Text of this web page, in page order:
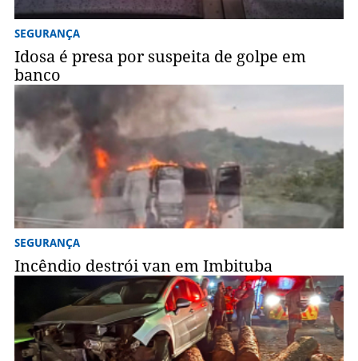
SEGURANÇA
Idosa é presa por suspeita de golpe em
banco
SEGURANÇA
Incêndio destrói van em Imbituba